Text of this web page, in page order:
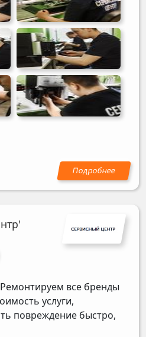
все бренды
услуги,
повреждение быстро,